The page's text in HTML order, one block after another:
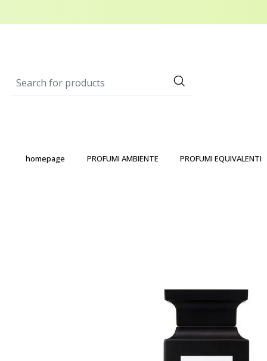
homepage PROFUMI AMBIENTE PROFUMI EQUIVALENTI